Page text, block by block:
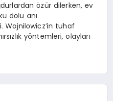
özür dilerken, ev
dolu anı
Wojnilowicz’in tuhaf
yöntemleri, olayları